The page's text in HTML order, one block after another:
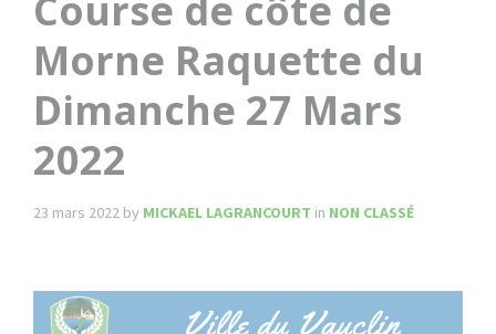
Morne Raquette du
Dimanche 27 Mars
2022
23 mars 2022 by MICKAEL LAGRANCOURT in NON CLASSÉ